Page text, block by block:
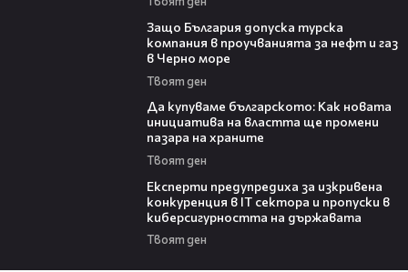
Защо България допуска турска
компания в проучванията за нефт и газ
в Черно море
Твоят ден
Да купуваме българското: Как новата
инициатива на властта ще промени
пазара на храните
Твоят ден
Експерти предупредиха за изкривена
конкуренция в IT сектора и пропуски в
киберсигурността на държавата
Твоят ден